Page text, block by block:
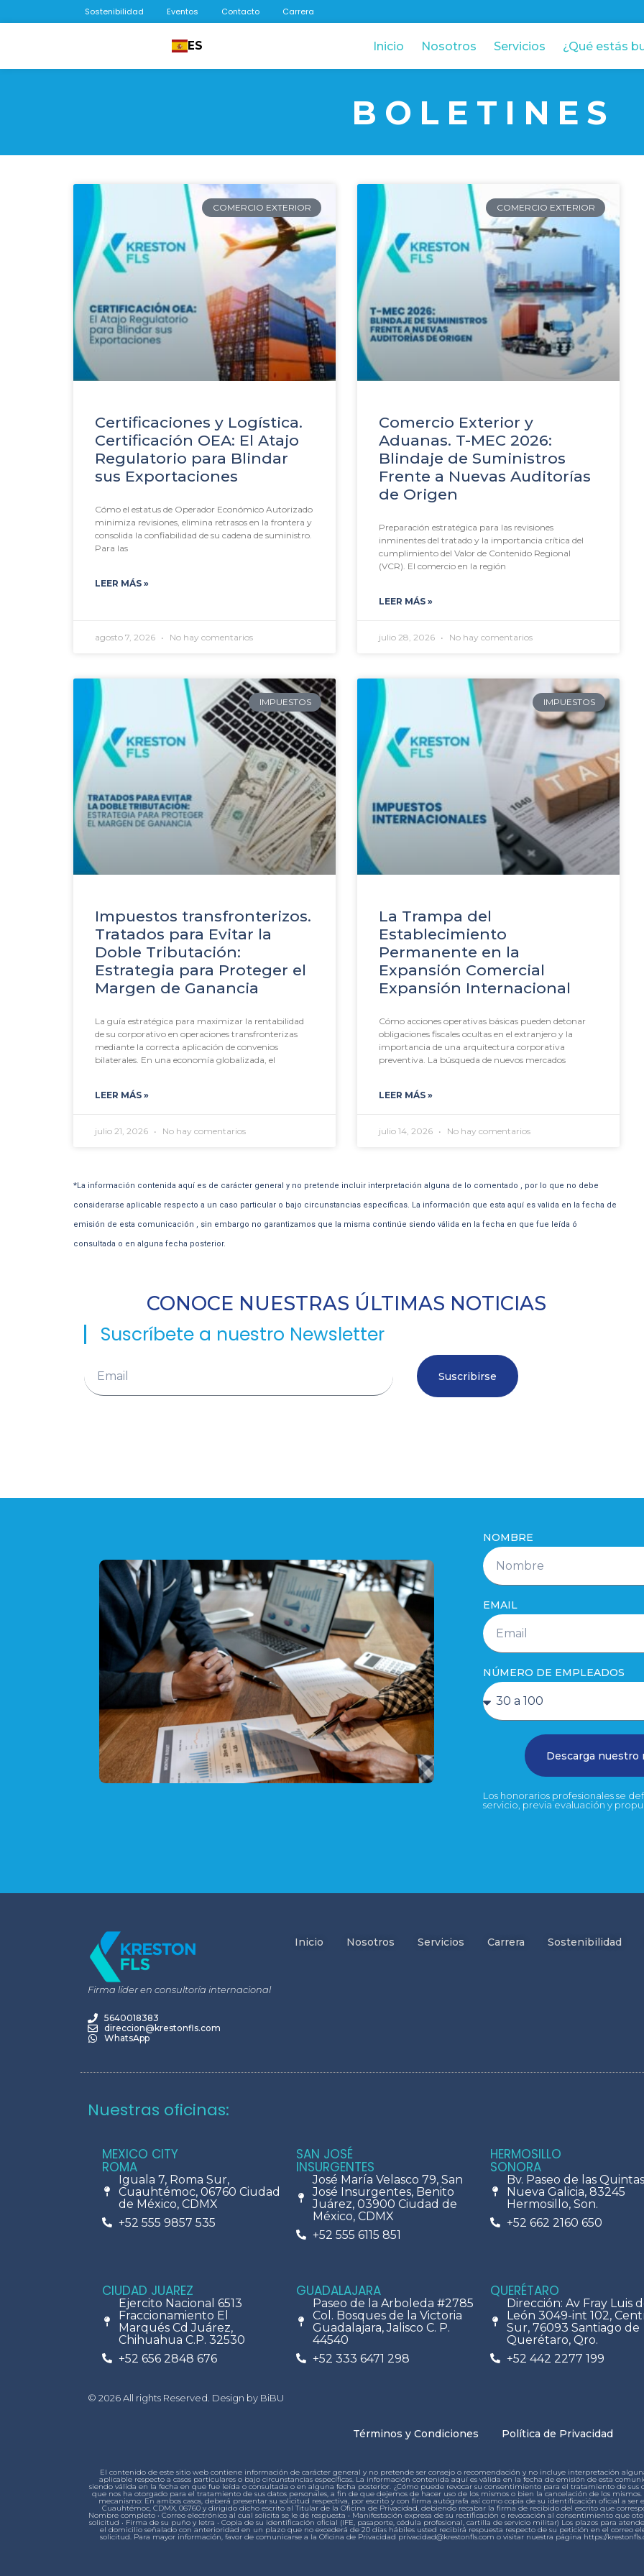
Sostenibilidad Eventos Contacto Carrera
ES Inicio Nosotros Servicios ¿Qué estás
BOLETINES
COMERCIO EXTERIOR
Certificaciones y Logística.
Certificación OEA: El Atajo
Regulatorio para Blindar
sus Exportaciones
Cómo el estatus de Operador Económico Autorizado
minimiza revisiones, elimina retrasos en la frontera y
consolida la confiabilidad de su cadena de suministro.
Para las
LEER MÁS »
agosto 7, 2026 No hay comentarios
COMERCIO EXTERIOR
Comercio Exterior y
Aduanas. T-MEC 2026:
Blindaje de Suministros
Frente a Nuevas Auditorías
de Origen
Preparación estratégica para las revisiones
inminentes del tratado y la importancia crítica del
cumplimiento del Valor de Contenido Regional
(VCR). El comercio en la región
LEER MÁS »
julio 28, 2026 No hay comentarios
IMPUESTOS
Impuestos transfronterizos.
Tratados para Evitar la
Doble Tributación:
Estrategia para Proteger el
Margen de Ganancia
La guía estratégica para maximizar la rentabilidad
de su corporativo en operaciones transfronterizas
mediante la correcta aplicación de convenios
bilaterales. En una economía globalizada, el
LEER MÁS »
julio 21, 2026 No hay comentarios
IMPUESTOS
La Trampa del
Establecimiento
Permanente en la
Expansión Comercial
Expansión Internacional
Cómo acciones operativas básicas pueden detonar
obligaciones fiscales ocultas en el extranjero y la
importancia de una arquitectura corporativa
preventiva. La búsqueda de nuevos mercados
LEER MÁS »
julio 14, 2026 No hay comentarios
*La información contenida aquí es de carácter general y no pretende incluir interpretación alguna de lo comentado , por lo que no debe
considerarse aplicable respecto a un caso particular o bajo circunstancias específicas. La información que esta aquí es valida en la fecha de
emisión de esta comunicación , sin embargo no garantizamos que la misma continúe siendo válida en la fecha en que fue leída ó
consultada o en alguna fecha posterior.
CONOCE NUESTRAS ÚLTIMAS NOTICIAS
Suscríbete a nuestro Newsletter
Suscribirse
NOMBRE
EMAIL
NÚMERO DE EMPLEADOS
Descarga nuestro
Los honorarios profesionales se
servicio, previa evaluación y
Firma líder en consultoría internacional
5640018383
direccion@krestonfls.com
WhatsApp
Inicio Nosotros Servicios Carrera Sostenibilidad
Nuestras oficinas:
MEXICO CITY
ROMA
Iguala 7, Roma Sur,
Cuauhtémoc, 06760 Ciudad
de México, CDMX
+52 555 9857 535
SAN JOSÉ
INSURGENTES
José María Velasco 79, San
José Insurgentes, Benito
Juárez, 03900 Ciudad de
México, CDMX
+52 555 6115 851
HERMOSILLO
SONORA
Bv. Paseo de las Quintas
Nueva Galicia, 83245
Hermosillo, Son.
+52 662 2160 650
CIUDAD JUAREZ
Ejercito Nacional 6513
Fraccionamiento El
Marqués Cd Juárez,
Chihuahua C.P. 32530
+52 656 2848 676
GUADALAJARA
Paseo de la Arboleda #2785
Col. Bosques de la Victoria
Guadalajara, Jalisco C. P.
44540
+52 333 6471 298
QUERÉTARO
Dirección: Av Fray Luis
León 3049-int 102,
Sur, 76093 Santiago de
Querétaro, Qro.
+52 442 2277 199
© 2026 All rights Reserved. Design by BiBU
Términos y Condiciones Política de Privacidad
El contenido de este sitio web contiene información de carácter general y no pretende ser consejo o recomendación y no incluye interpretación
aplicable respecto a casos particulares o bajo circunstancias específicas. La información contenida aquí es válida en la fecha de emisión de esta
siendo válida en la fecha en que fue leída o consultada o en alguna fecha posterior. ¿Cómo puede revocar su consentimiento para el tratamiento de
que nos ha otorgado para el tratamiento de sus datos personales, a fin de que dejemos de hacer uso de los mismos o bien la cancelación de los
mecanismo: En ambos casos, deberá presentar su solicitud respectiva, por escrito y con firma autógrafa así como copia de su identificación oficial a ser
Cuauhtémoc, CDMX, 06760 y dirigido dicho escrito al Titular de la Oficina de Privacidad, debiendo recabar la firma de recibido del escrito que
Nombre completo • Correo electrónico al cual solicita se le dé respuesta • Manifestación expresa de su rectificación o revocación al consentimiento que
solicitud • Firma de su puño y letra • Copia de su identificación oficial (IFE, pasaporte, cédula profesional, cartilla de servicio militar) Los plazos para
el domicilio señalado con anterioridad en un plazo que no excederá de 20 días hábiles usted recibirá respuesta respecto de su petición en el correo
solicitud. Para mayor información, favor de comunicarse a la Oficina de Privacidad privacidad@krestonfls.com o visitar nuestra página https://